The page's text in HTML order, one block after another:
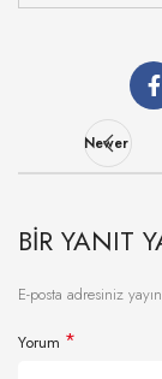
Newer
BIR YANIT
E-posta adresiniz
Yorum *